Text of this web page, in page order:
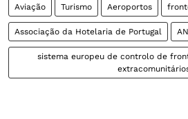
Aviação Turismo Aeroportos
Associação da Hotelaria de Portugal
sistema europeu de controlo de